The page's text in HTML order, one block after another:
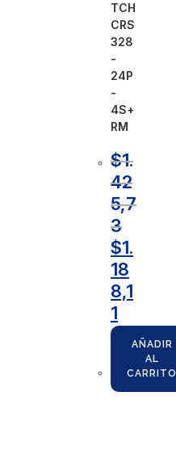
TCH
CRS
328
-
24P
-
4S+
RM
$1.
42
5,7
3
$1.
18
8,1
1
AÑADIR
AL
CARRITO